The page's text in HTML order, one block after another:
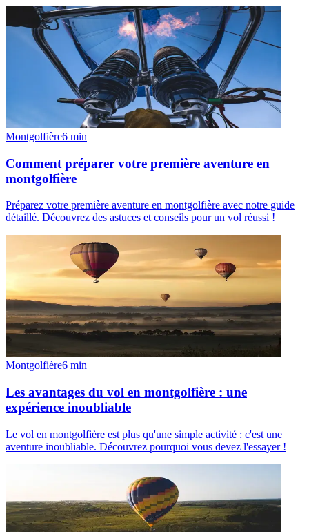
Montgolfière6 min
Comment préparer votre première aventure en
montgolfière
Préparez votre première aventure en montgolfière avec notre guide
détaillé. Découvrez des astuces et conseils pour un vol réussi !
Montgolfière6 min
Les avantages du vol en montgolfière : une
expérience inoubliable
Le vol en montgolfière est plus qu'une simple activité : c'est une
aventure inoubliable. Découvrez pourquoi vous devez l'essayer !